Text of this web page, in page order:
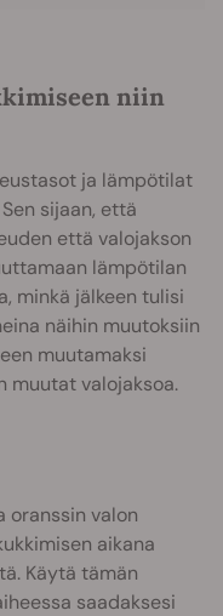
niin
ja lämpötilat
sijaan, että
että valojakson
lämpötilan
minkä jälkeen tulisi
näihin muutoksiin
muutamaksi
muutat valojaksoa.
oranssin valon
aikana
Käytä tämän
saadaksesi